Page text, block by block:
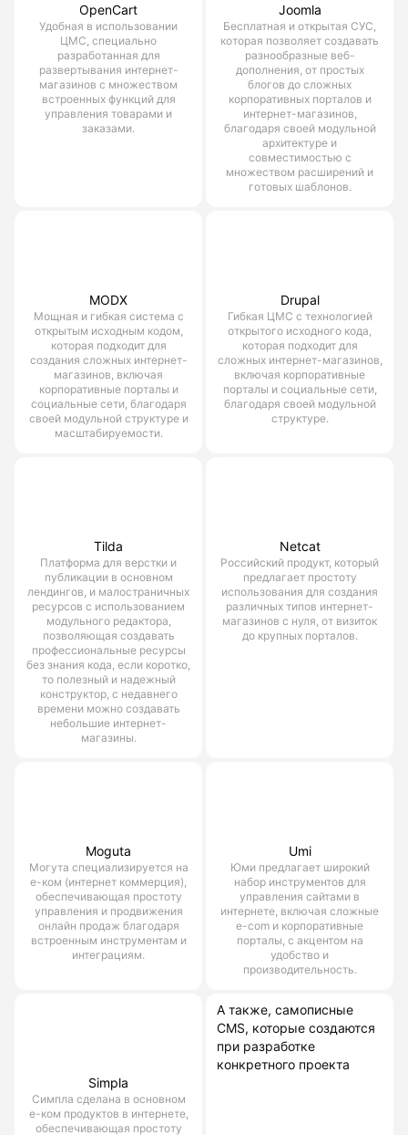
OpenCart
Удобная в использовании
ЦМС, специально
разработанная для
развертывания интернет-
магазинов с множеством
встроенных функций для
управления товарами и
заказами.
Joomla
Бесплатная и открытая СУС,
которая позволяет создавать
разнообразные веб-
дополнения, от простых
блогов до сложных
корпоративных порталов и
интернет-магазинов,
благодаря своей модульной
архитектуре и
совместимостью с
множеством расширений и
готовых шаблонов.
MODX
Мощная и гибкая система с
открытым исходным кодом,
которая подходит для
создания сложных интернет-
магазинов, включая
корпоративные порталы и
социальные сети, благодаря
своей модульной структуре и
масштабируемости.
Drupal
Гибкая ЦМС с технологией
открытого исходного кода,
которая подходит для
сложных интернет-магазинов,
включая корпоративные
порталы и социальные сети,
благодаря своей модульной
структуре.
Tilda
Платформа для верстки и
публикации в основном
лендингов, и малостраничных
ресурсов с использованием
модульного редактора,
позволяющая создавать
профессиональные ресурсы
без знания кода, если коротко,
то полезный и надежный
конструктор, с недавнего
времени можно создавать
небольшие интернет-
магазины.
Netcat
Российский продукт, который
предлагает простоту
использования для создания
различных типов интернет-
магазинов с нуля, от визиток
до крупных порталов.
Moguta
Могута специализируется на
е-ком (интернет коммерция),
обеспечивающая простоту
управления и продвижения
онлайн продаж благодаря
встроенным инструментам и
интеграциям.
Umi
Юми предлагает широкий
набор инструментов для
управления сайтами в
интернете, включая сложные
e-com и корпоративные
порталы, с акцентом на
удобство и
производительность.
Simpla
Симпла сделана в основном
е-ком продуктов в интернете,
обеспечивающая простоту
А также, самописные
CMS, которые создаются
при разработке
конкретного проекта